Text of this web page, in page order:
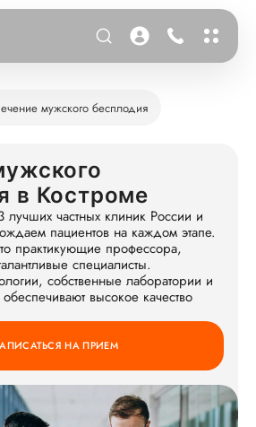
мужского бесплодия
в Костроме
частных клиник России и
пациентов на каждом этапе.
практикующие профессора,
специалисты.
собственные лаборатории и
обеспечивают высокое качество
НА ПРИЕМ